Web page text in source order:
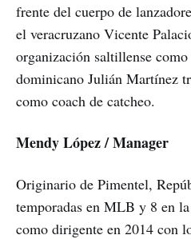
frente del cuerpo de
el veracruzano Vicente
organización saltillense
dominicano Julián Martínez
como coach de catcheo.
Mendy López / Manager
Originario de Pimentel,
temporadas en MLB y 8 en
como dirigente en 2014 con